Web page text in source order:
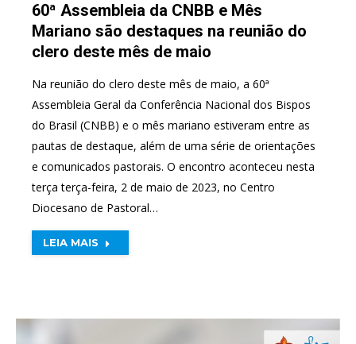
60ª Assembleia da CNBB e Mês
Mariano são destaques na reunião do
clero deste mês de maio
Na reunião do clero deste mês de maio, a 60ª
Assembleia Geral da Conferência Nacional dos Bispos
do Brasil (CNBB) e o mês mariano estiveram entre as
pautas de destaque, além de uma série de orientações
e comunicados pastorais. O encontro aconteceu nesta
terça terça-feira, 2 de maio de 2023, no Centro
Diocesano de Pastoral…
LEIA MAIS